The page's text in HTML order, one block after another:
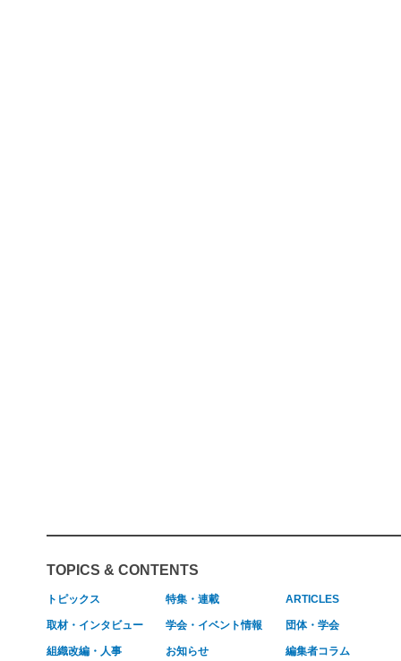
TOPICS & CONTENTS
トピックス 特集・連載 ARTICLES
取材・インタビュー 学会・イベント情報 団体・学会
組織改編・人事 お知らせ 編集者コラム